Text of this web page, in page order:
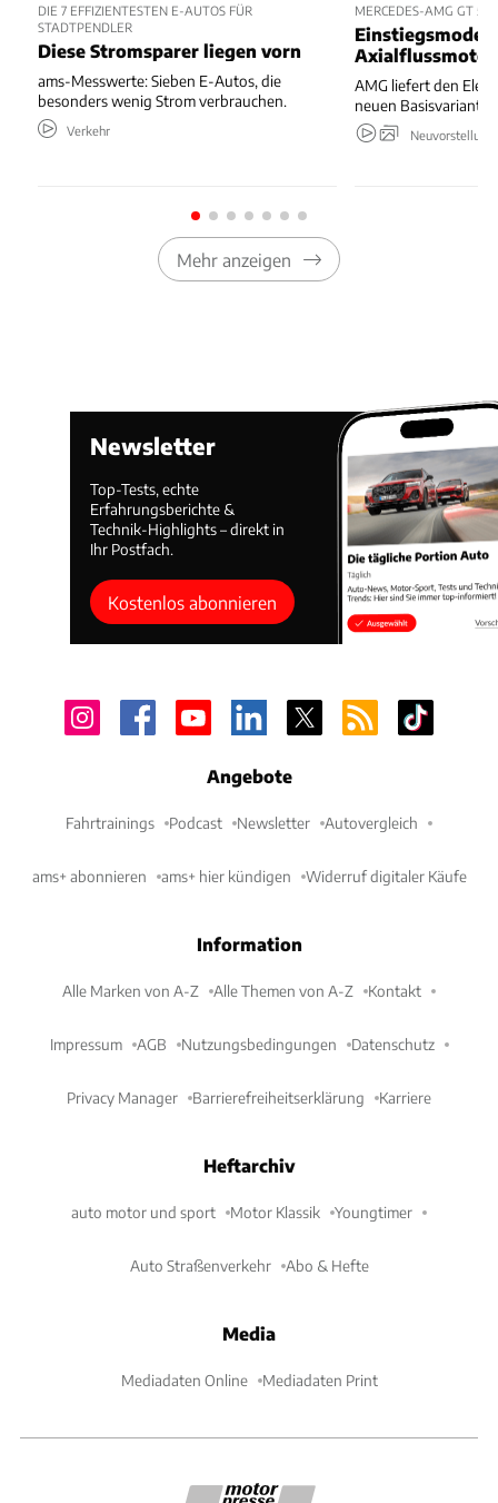
DIE 7 EFFIZIENTESTEN E-AUTOS FÜR
STADTPENDLER
Diese Stromsparer liegen vorn
ams-Messwerte: Sieben E-Autos, die
besonders wenig Strom verbrauchen.
Verkehr
MERCEDES-AMG GT 53
Einstiegsmodell
AMG liefert den
neuen Basisvariante.
Mehr anzeigen
Newsletter
Top-Tests, echte
Erfahrungsberichte &
Technik-Highlights – direkt in
Ihr Postfach.
Kostenlos abonnieren
Angebote
Fahrtrainings Podcast Newsletter Autovergleich
ams+ abonnieren ams+ hier kündigen Widerruf digitaler Käufe
Information
Alle Marken von A-Z Alle Themen von A-Z Kontakt
Impressum AGB Nutzungsbedingungen Datenschutz
Privacy Manager Barrierefreiheitserklärung Karriere
Heftarchiv
auto motor und sport Motor Klassik Youngtimer
Auto Straßenverkehr Abo & Hefte
Media
Mediadaten Online Mediadaten Print